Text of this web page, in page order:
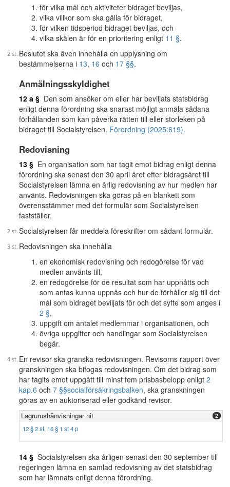
för vilka mål och aktiviteter bidraget beviljas,
vilka villkor som ska gälla för bidraget,
för vilken tidsperiod bidraget beviljas, och
vilka skälen är för en prioritering enligt 11 §.
Beslutet ska även innehålla en upplysning om
bestämmelserna i 13, 16 och 17 §§.
Anmälningsskyldighet
12 a § Den som ansöker om eller har beviljats statsbidrag
enligt denna förordning ska snarast möjligt anmäla sådana
förhållanden som kan påverka rätten till eller storleken på
bidraget till Socialstyrelsen. Förordning (2025:619).
Redovisning
13 § En organisation som har tagit emot bidrag enligt denna
förordning ska senast den 30 april året efter bidragsåret till
Socialstyrelsen lämna en årlig redovisning av hur medlen har
använts. Redovisningen ska göras på en blankett som
överensstämmer med det formulär som Socialstyrelsen
fastställer.
Socialstyrelsen får meddela föreskrifter om sådant formulär.
Redovisningen ska innehålla
en ekonomisk redovisning och redogörelse för vad
medlen använts till,
en redogörelse för de resultat som har uppnåtts och
som antas kunna uppnås och hur de förhåller sig till det
mål som bidraget beviljats för och det syfte som anges i
2 §,
uppgift om antalet medlemmar i organisationen, och
övriga uppgifter och handlingar som Socialstyrelsen
begär.
En revisor ska granska redovisningen. Revisorns rapport över
granskningen ska bifogas redovisningen. Om det bidrag som
har tagits emot uppgått till minst fem prisbasbelopp enligt 2
kap.6 och 7 §§socialförsäkringsbalken, ska granskningen
göras av en auktoriserad eller godkänd revisor.
Lagrumshänvisningar hit 2
12 § 2 st, 16 § 1 st 4 p
14 § Socialstyrelsen ska årligen senast den 30 september till
regeringen lämna en samlad redovisning av det statsbidrag
som har lämnats enligt denna förordning.